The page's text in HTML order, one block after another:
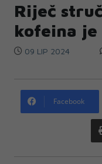
Riječ
kofeina je
09 LIP 2024
Facebook